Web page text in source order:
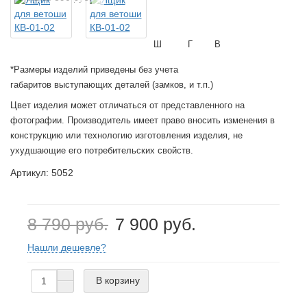
Ш В
Г
*Размеры изделий приведены без учета
габаритов выступающих деталей (замков, и т.п.)
Цвет изделия может отличаться от представленного на
фотографии. Производитель имеет право вносить изменения в
конструкцию или технологию изготовления изделия, не
ухудшающие его потребительских свойств.
Артикул: 5052
8 790 руб. 7 900 руб.
Нашли дешевле?
В корзину